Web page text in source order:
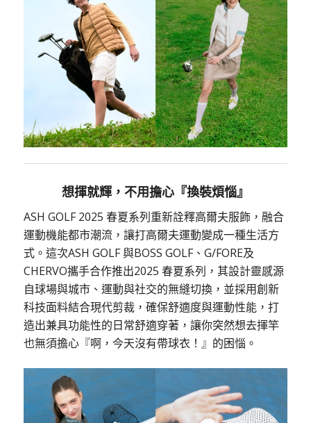
想揮就輝，不用擔心『換裝煩惱』
ASH GOLF 2025 春夏系列重新詮釋高爾夫服飾，融合
運動機能都市潮流，讓打高爾夫運動變成一種生活方
式。這次ASH GOLF 與BOSS GOLF、G/FORE及
CHERVO攜手合作推出2025 春夏系列，其設計靈感源
自球場與城市、運動與社交的無縫切換，並採用創新
科技面料結合現代剪裁，確保舒適度與運動性能，打
造出兼具功能性的日常舒適穿著，讓你突然想去揮竿
也無須擔心『啊，今天沒有帶球衣！』的困惱。